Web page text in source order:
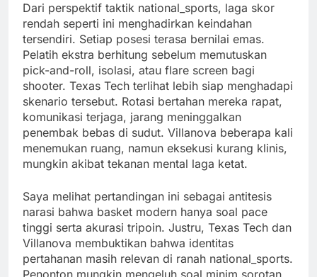
Dari perspektif taktik national_sports, laga skor
rendah seperti ini menghadirkan keindahan
tersendiri. Setiap posesi terasa bernilai emas.
Pelatih ekstra berhitung sebelum memutuskan
pick-and-roll, isolasi, atau flare screen bagi
shooter. Texas Tech terlihat lebih siap menghadapi
skenario tersebut. Rotasi bertahan mereka rapat,
komunikasi terjaga, jarang meninggalkan
penembak bebas di sudut. Villanova beberapa kali
menemukan ruang, namun eksekusi kurang klinis,
mungkin akibat tekanan mental laga ketat.
Saya melihat pertandingan ini sebagai antitesis
narasi bahwa basket modern hanya soal pace
tinggi serta akurasi tripoin. Justru, Texas Tech dan
Villanova membuktikan bahwa identitas
pertahanan masih relevan di ranah national_sports.